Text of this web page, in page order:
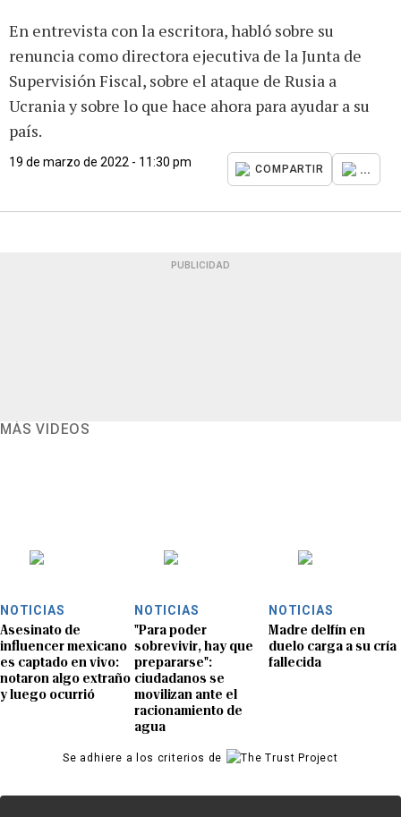
En entrevista con la escritora, habló sobre su
renuncia como directora ejecutiva de la Junta de
Supervisión Fiscal, sobre el ataque de Rusia a
Ucrania y sobre lo que hace ahora para ayudar a su
país.
19 de marzo de 2022 - 11:30 pm
COMPARTIR ...
PUBLICIDAD
MÁS VIDEOS
NOTICIAS
Asesinato de
influencer mexicano
es captado en vivo:
notaron algo extraño
y luego ocurrió
NOTICIAS
"Para poder
sobrevivir, hay que
prepararse":
ciudadanos se
movilizan ante el
racionamiento de
agua
NOTICIAS
Madre delfín en
duelo carga a su cría
fallecida
Se adhiere a los criterios de